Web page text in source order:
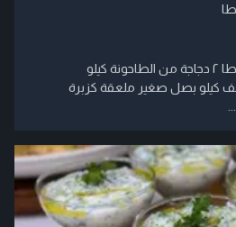
تتبيلة الدجاج التركي مع البطاطا ٢ دجاجة من الطاحونة كيلو
بصل صغير ملعقة كزبرة